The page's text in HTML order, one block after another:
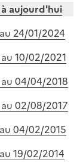
aujourd'hui
24/01/2024
10/02/2021
04/04/2018
02/08/2017
04/02/2015
19/02/2014